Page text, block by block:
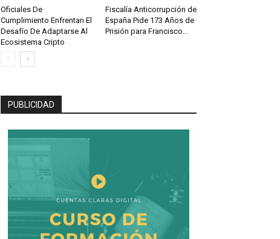
Oficiales De
Cumplimiento Enfrentan El
Desafío De Adaptarse Al
Ecosistema Cripto
Fiscalía Anticorrupción de
España Pide 173 Años de
Prisión para Francisco...
PUBLICIDAD